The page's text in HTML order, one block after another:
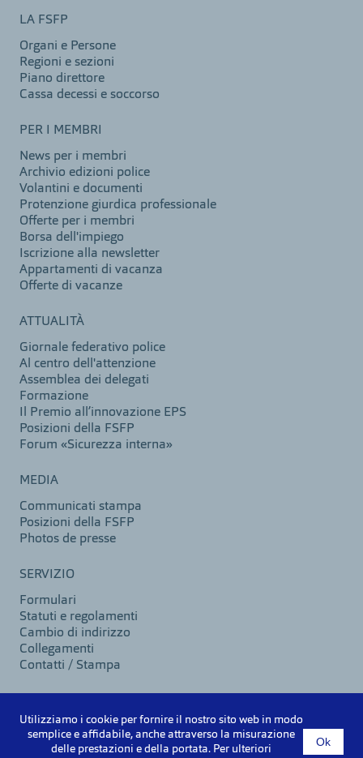
LA FSFP
Organi e Persone
Regioni e sezioni
Piano direttore
Cassa decessi e soccorso
PER I MEMBRI
News per i membri
Archivio edizioni police
Volantini e documenti
Protenzione giurdica professionale
Offerte per i membri
Borsa dell'impiego
Iscrizione alla newsletter
Appartamenti di vacanza
Offerte di vacanze
ATTUALITÀ
Giornale federativo police
Al centro dell'attenzione
Assemblea dei delegati
Formazione
Il Premio all’innovazione EPS
Posizioni della FSFP
Forum «Sicurezza interna»
MEDIA
Communicati stampa
Posizioni della FSFP
Photos de presse
SERVIZIO
Formulari
Statuti e regolamenti
Cambio di indirizzo
Collegamenti
Contatti / Stampa
©2026 VSPB
Note legali
Utilizziamo i cookie per fornire il nostro sito web in modo
semplice e affidabile, anche attraverso la misurazione
delle prestazioni e della portata. Per ulteriori
Ok